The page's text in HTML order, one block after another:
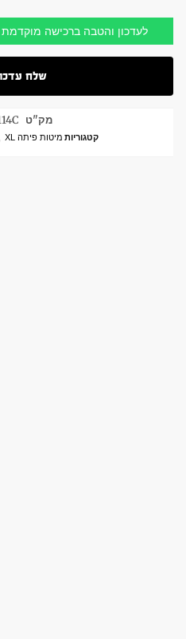
לעדכון והטבה ברכישה
מק"ט
קטגוריות מיטות פיתה XL